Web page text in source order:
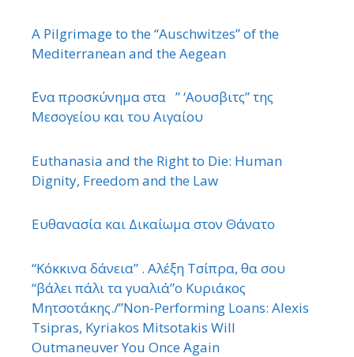
A Pilgrimage to the “Auschwitzes” of the
Mediterranean and the Aegean
΄Ενα προσκύνημα στα ” ‘Αουσβιτς” της
Μεσογείου και του Αιγαίου
Euthanasia and the Right to Die: Human
Dignity, Freedom and the Law
Ευθανασία και Δικαίωμα στον Θάνατο
“Κόκκινα δάνεια” . Αλέξη Τσίπρα, θα σου
“βάλει πάλι τα γυαλιά”ο Κυριάκος
Μητσοτάκης./”Non-Performing Loans: Alexis
Tsipras, Kyriakos Mitsotakis Will
Outmaneuver You Once Again